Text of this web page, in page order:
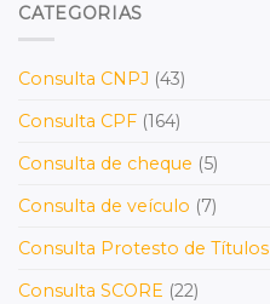
CATEGORIAS
Consulta CNPJ (43)
Consulta CPF (164)
Consulta de cheque (5)
Consulta de veículo (7)
Consulta Protesto de Títulos
Consulta SCORE (22)